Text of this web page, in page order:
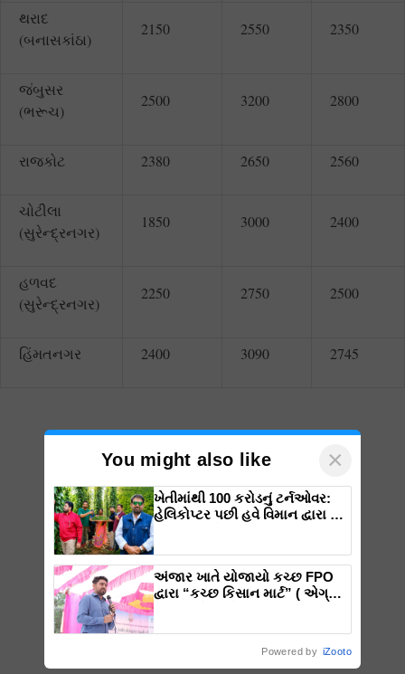
થરાદ
(બનાસકાંઠા)
2150 2550 2350
જંબુસર
(ભરૂચ)
2500 3200 2800
રાજકોટ 2380 2650 2560
ચોટીલા
(સુરેન્દ્રનગર)
1850 3000 2400
હળવદ
(સુરેન્દ્રનગર)
2250 2750 2500
હિંમતનગર 2400 3090 2745
You might also like ×
ખેતીમાંથી 100 કરોડનું ટર્નઓવર:
હેલિકોપ્ટર પછી હવે વિમાન દ્વારા કૃષિ
અંજાર ખાતે યોજાયો કચ્છ FPO
દ્વારા “કચ્છ કિસાન માર્ટ” ( એગ્રી
Powered by iZooto